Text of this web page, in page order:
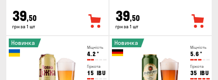
39,50
грн за 1 шт
39,50
грн за 1 шт
Міцність
4.2 °
Гіркота
15 IBU
Новинка
Міцність
5.6 °
Гіркота
35 IBU
Новинка